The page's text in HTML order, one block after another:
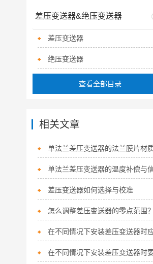
差压变送器&绝压变送器
差压变送器
绝压变送器
查看全部目录
相关文章
差压变送器如何选择与校准
怎么调整差压变送器的零点范围？